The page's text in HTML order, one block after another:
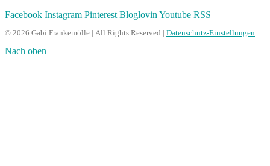
Facebook Instagram Pinterest Bloglovin Youtube RSS
© 2026 Gabi Frankemölle | All Rights Reserved | Datenschutz-Einstellungen
Nach oben